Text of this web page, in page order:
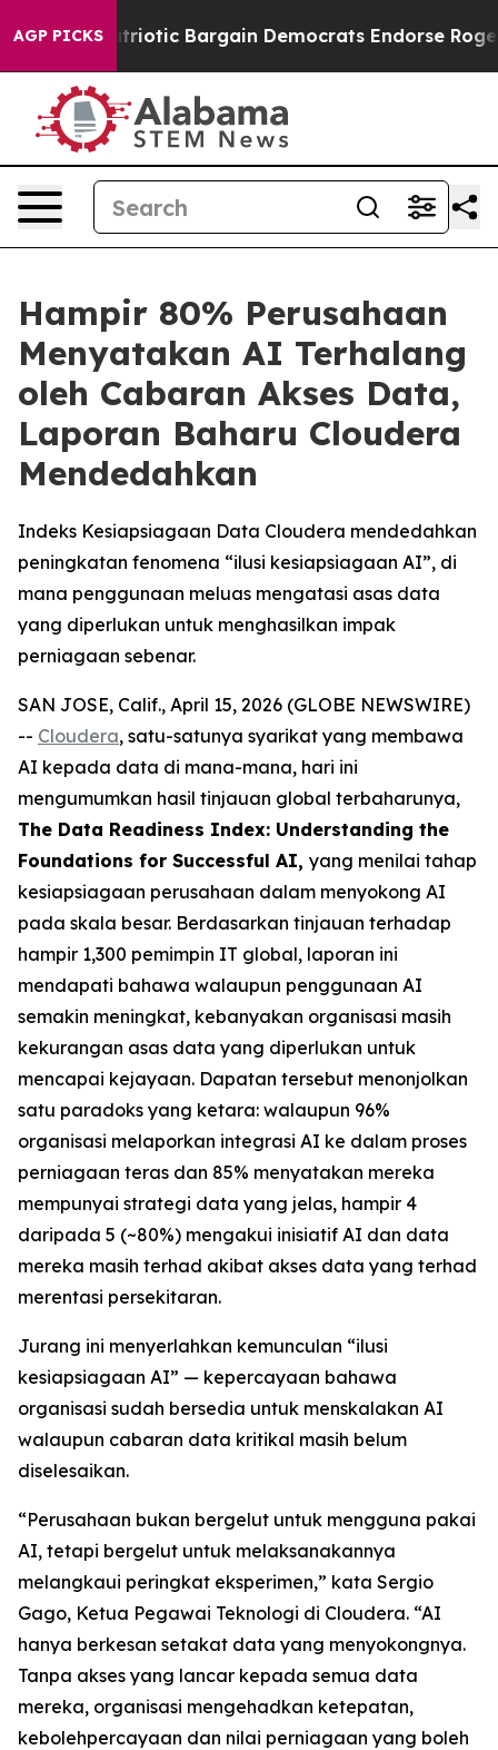
AGP PICKS
Patriotic Bargain Democrats Endorse Rogers,
Hampir 80% Perusahaan
Menyatakan AI Terhalang
oleh Cabaran Akses Data,
Laporan Baharu Cloudera
Mendedahkan
Indeks Kesiapsiagaan Data Cloudera mendedahkan
peningkatan fenomena “ilusi kesiapsiagaan AI”, di
mana penggunaan meluas mengatasi asas data
yang diperlukan untuk menghasilkan impak
perniagaan sebenar.
SAN JOSE, Calif., April 15, 2026 (GLOBE NEWSWIRE)
-- Cloudera, satu-satunya syarikat yang membawa
AI kepada data di mana-mana, hari ini
mengumumkan hasil tinjauan global terbaharunya,
The Data Readiness Index: Understanding the
Foundations for Successful AI, yang menilai tahap
kesiapsiagaan perusahaan dalam menyokong AI
pada skala besar. Berdasarkan tinjauan terhadap
hampir 1,300 pemimpin IT global, laporan ini
mendapati bahawa walaupun penggunaan AI
semakin meningkat, kebanyakan organisasi masih
kekurangan asas data yang diperlukan untuk
mencapai kejayaan. Dapatan tersebut menonjolkan
satu paradoks yang ketara: walaupun 96%
organisasi melaporkan integrasi AI ke dalam proses
perniagaan teras dan 85% menyatakan mereka
mempunyai strategi data yang jelas, hampir 4
daripada 5 (~80%) mengakui inisiatif AI dan data
mereka masih terhad akibat akses data yang terhad
merentasi persekitaran.
Jurang ini menyerlahkan kemunculan “ilusi
kesiapsiagaan AI” — kepercayaan bahawa
organisasi sudah bersedia untuk menskalakan AI
walaupun cabaran data kritikal masih belum
diselesaikan.
“Perusahaan bukan bergelut untuk mengguna pakai
AI, tetapi bergelut untuk melaksanakannya
melangkaui peringkat eksperimen,” kata Sergio
Gago, Ketua Pegawai Teknologi di Cloudera. “AI
hanya berkesan setakat data yang menyokongnya.
Tanpa akses yang lancar kepada semua data
mereka, organisasi mengehadkan ketepatan,
kebolehpercayaan dan nilai perniagaan yang boleh